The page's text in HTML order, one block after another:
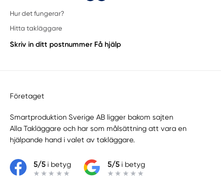
Hur det fungerar?
Hitta takläggare
Skriv in ditt postnummer Få hjälp
Företaget
Smartproduktion Sverige AB ligger bakom sajten
Alla Takläggare och har som målsättning att vara en
hjälpande hand i valet av takläggare.
5/5i betyg 5/5i betyg